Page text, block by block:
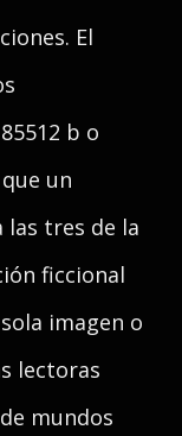
El
b o
un
las tres de la
ficcional
imagen o
lectoras
mundos